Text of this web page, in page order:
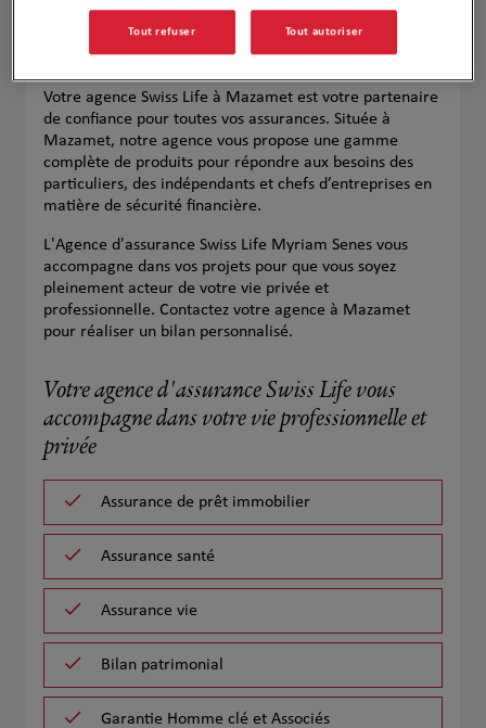
Votre agence Swiss Life à Mazamet est votre partenaire
de confiance pour toutes vos assurances. Située à
Mazamet, notre agence vous propose une gamme
complète de produits pour répondre aux besoins des
particuliers, des indépendants et chefs d’entreprises en
matière de sécurité financière.
L'Agence d'assurance Swiss Life Myriam Senes vous
accompagne dans vos projets pour que vous soyez
pleinement acteur de votre vie privée et
professionnelle. Contactez votre agence à Mazamet
pour réaliser un bilan personnalisé.
Votre agence d'assurance Swiss Life vous
accompagne dans votre vie professionnelle et
privée
Assurance de prêt immobilier
Assurance santé
Assurance vie
Bilan patrimonial
Garantie Homme clé et Associés
Tout refuser Tout autoriser